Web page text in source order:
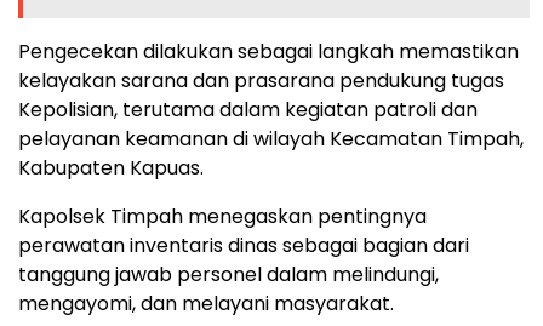
Pengecekan dilakukan sebagai langkah memastikan
kelayakan sarana dan prasarana pendukung tugas
Kepolisian, terutama dalam kegiatan patroli dan
pelayanan keamanan di wilayah Kecamatan Timpah,
Kabupaten Kapuas.
Kapolsek Timpah menegaskan pentingnya
perawatan inventaris dinas sebagai bagian dari
tanggung jawab personel dalam melindungi,
mengayomi, dan melayani masyarakat.